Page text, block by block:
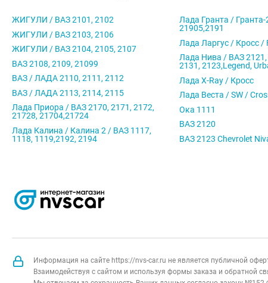
ЖИГУЛИ / ВАЗ 2101, 2102
ЖИГУЛИ / ВАЗ 2103, 2106
ЖИГУЛИ / ВАЗ 2104, 2105, 2107
ВАЗ 2108, 2109, 21099
ВАЗ / ЛАДА 2110, 2111, 2112
ВАЗ / ЛАДА 2113, 2114, 2115
Лада Приора / ВАЗ 2170, 2171, 2172,
21728, 21704,21724
Лада Калина / Калина 2 / ВАЗ 1117,
1118, 1119,2192, 2194
Лада Гранта /
21905,2191
Лада Ларгус / Кросс /
Лада Нива / ВАЗ 2121,
2131, 2123,Legend,
Лада X-Ray / Кросс
Лада Веста / SW /
Ока 1111
ВАЗ 2120
ВАЗ 2123 Chevrolet
Информация на сайте https://nvs-car.ru не является публичной
Взаимодействуя с сайтом и используя формы заказа и обратной